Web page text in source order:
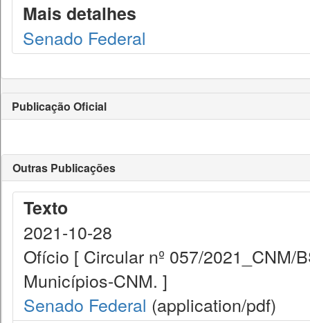
Mais detalhes
Senado Federal
Publicação Oficial
Outras Publicações
Texto
2021-10-28
Ofício [ Circular nº 057/2021_CNM/
Municípios-CNM. ]
Senado Federal (application/pdf)